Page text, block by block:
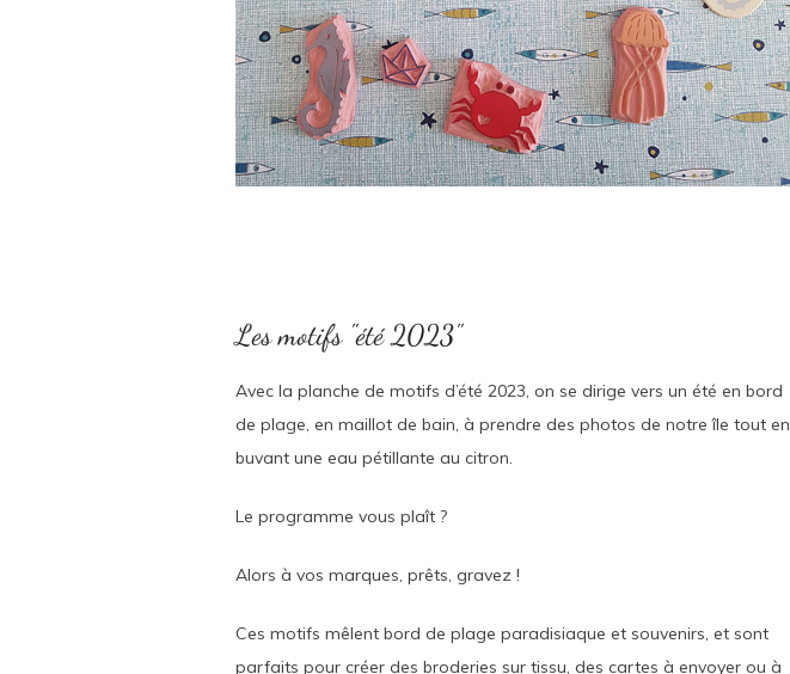
Les motifs "été 2023"
Avec la planche de motifs d’été 2023, on se dirige vers un été en bord
de plage, en maillot de bain, à prendre des photos de notre île tout en
buvant une eau pétillante au citron.
Le programme vous plaît ?
Alors à vos marques, prêts, gravez !
Ces motifs mêlent bord de plage paradisiaque et souvenirs, et sont
parfaits pour créer des broderies sur tissu, des cartes à envoyer ou à